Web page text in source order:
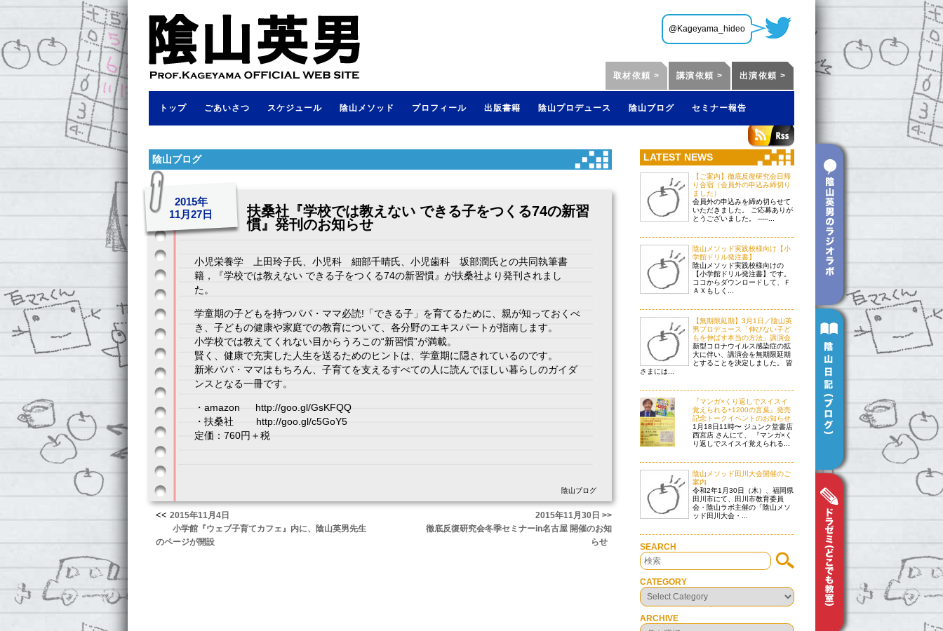
@Kageyama_hideo
トップ ごあいさつ スケジュール 陰山メソッド プロフィール 出版書籍 陰山プロデュース 陰山ブログ セミナー報告
陰山ブログ
扶桑社『学校では教えない できる子をつくる74の新習
慣』発刊のお知らせ
2015年
11月27日
小児栄養学 上田玲子氏、小児科 細部千晴氏、小児歯科 坂部潤氏との共同執筆書
籍，『学校では教えない できる子をつくる74の新習慣』が扶桑社より発刊されまし
た。
学童期の子どもを持つパパ・ママ必読!「できる子」を育てるために、親が知っておくべ
き、子どもの健康や家庭での教育について、各分野のエキスパートが指南します。
小学校では教えてくれない目からうろこの“新習慣”が満載。
賢く、健康で充実した人生を送るためのヒントは、学童期に隠されているのです。
新米パパ・ママはもちろん、子育てを支えるすべての人に読んでほしい暮らしのガイダ
ンスとなる一冊です。
・amazon http://goo.gl/GsKFQQ
・扶桑社 http://goo.gl/c5GoY5
定価：760円＋税
陰山ブログ
<< 2015年11月4日
小学館『ウェブ子育てカフェ』内に、陰山英男先生
のページが開設
2015年11月30日 >>
徹底反復研究会冬季セミナーin名古屋 開催のお知
らせ
LATEST NEWS
【ご案内】徹底反復研究会日帰
り合宿（会員外の申込み締切り
ました）
会員外の申込みを締め切らせて
いただきました。 ご応募ありが
とうございました。 -----...
陰山メソッド実践校様向け【小
学館ドリル発注書】
陰山メソッド実践校様向けの
【小学館ドリル発注書】です。
ココからダウンロードして、Ｆ
ＡＸもしく...
【無期限延期】3月1日／陰山英
男プロデュース「伸びない子ど
もを伸ばす本当の方法」講演会
新型コロナウイルス感染症の拡
大に伴い、講演会を無期限延期
とすることを決定しました。 皆
さまには...
『マンガ×くり返しでスイスイ
覚えられる+1200の言葉』発売
記念トークイベントのお知らせ
1月18日11時〜 ジュンク堂書店
西宮店 さんにて、 『マンガ×く
り返しでスイスイ覚えられる...
陰山メソッド田川大会開催のご
案内
令和2年1月30日（木）、福岡県
田川市にて、田川市教育委員
会・陰山ラボ主催の「陰山メソ
ッド田川大会・...
SEARCH
CATEGORY
ARCHIVE
取材依頼 > 講演依頼 > 出演依頼 >